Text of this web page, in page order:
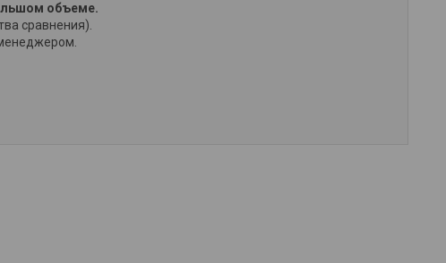
объеме.
сравнения).